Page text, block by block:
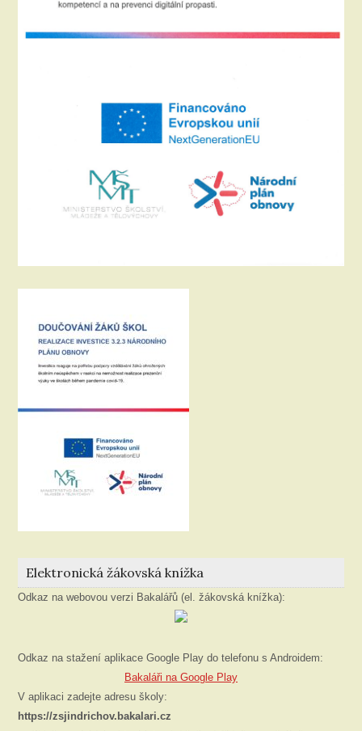
Elektronická žákovská knížka
Odkaz na webovou verzi Bakalářů (el. žákovská knížka):
Odkaz na stažení aplikace Google Play do telefonu s Androidem:
Bakaláři na Google Play
V aplikaci zadejte adresu školy:
https://zsjindrichov.bakalari.cz